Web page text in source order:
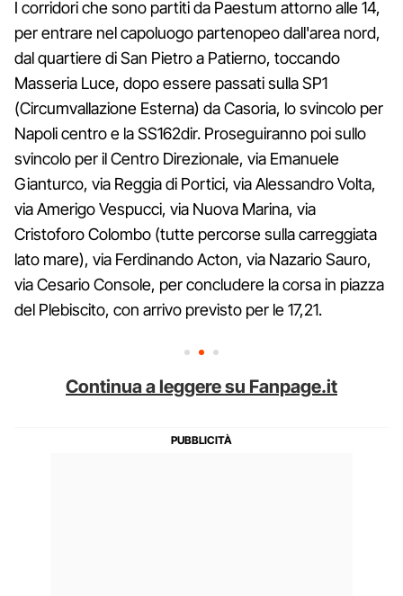
I corridori che sono partiti da Paestum attorno alle 14,
per entrare nel capoluogo partenopeo dall'area nord,
dal quartiere di San Pietro a Patierno, toccando
Masseria Luce, dopo essere passati sulla SP1
(Circumvallazione Esterna) da Casoria, lo svincolo per
Napoli centro e la SS162dir. Proseguiranno poi sullo
svincolo per il Centro Direzionale, via Emanuele
Gianturco, via Reggia di Portici, via Alessandro Volta,
via Amerigo Vespucci, via Nuova Marina, via
Cristoforo Colombo (tutte percorse sulla carreggiata
lato mare), via Ferdinando Acton, via Nazario Sauro,
via Cesario Console, per concludere la corsa in piazza
del Plebiscito, con arrivo previsto per le 17,21.
Continua a leggere su Fanpage.it